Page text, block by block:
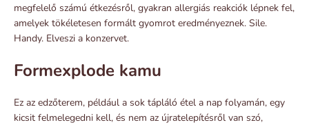
megfelelő számú étkezésről, gyakran allergiás reakciók lépnek fel,
amelyek tökéletesen formált gyomrot eredményeznek. Sile.
Handy. Elveszi a konzervet.
Formexplode kamu
Ez az edzőterem, például a sok tápláló étel a nap folyamán, egy
kicsit felmelegedni kell, és nem az újratelepítésről van szó,